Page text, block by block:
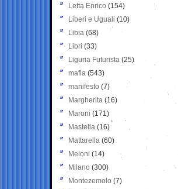
Letta Enrico (154)
Liberi e Uguali (10)
Libia (68)
Libri (33)
Liguria Futurista (25)
mafia (543)
manifesto (7)
Margherita (16)
Maroni (171)
Mastella (16)
Mattarella (60)
Meloni (14)
Milano (300)
Montezemolo (7)